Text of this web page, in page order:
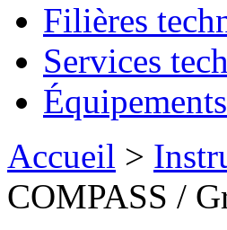
Filières
Services
Accueil >
COMPASS /